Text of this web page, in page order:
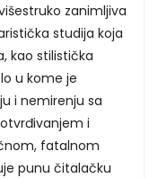
zanimljiva
studija koja
kao stilistička
u kome je
i nemirenju sa
i
fatalnom
punu čitalačku